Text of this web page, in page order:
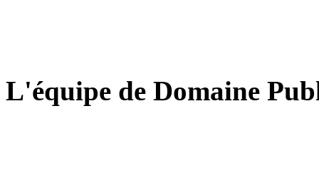
L'équipe de Domaine